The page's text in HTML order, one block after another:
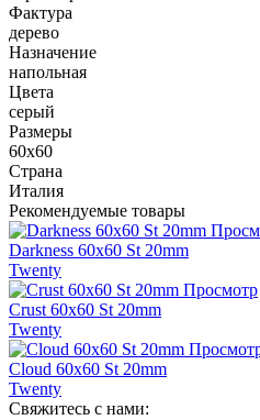
Фактура
дерево
Назначение
напольная
Цвета
серый
Размеры
60x60
Страна
Италия
Рекомендуемые товары
Darkness 60x60 St 20mm
Twenty
Просмотр
Crust 60x60 St 20mm
Twenty
Cloud 60x60 St 20mm
Twenty
Свяжитесь с нами: